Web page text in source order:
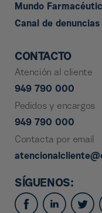
Mundo
Canal de denuncias
CONTACTO
Atención al cliente
949 790 000
Pedidos y encargos
949 790 000
Contacta por email
SÍGUENOS: